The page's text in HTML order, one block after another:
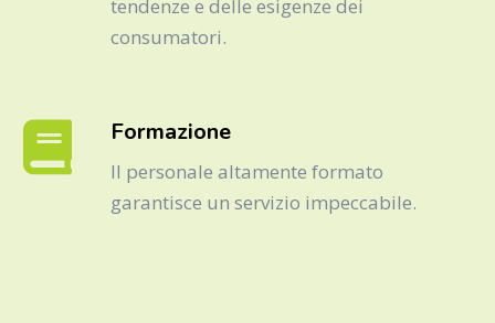
tendenze e delle esigenze dei
consumatori.
Formazione
Il personale altamente formato
garantisce un servizio impeccabile.